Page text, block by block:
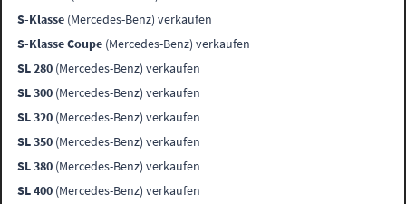
S-Klasse (Mercedes-Benz) verkaufen
S-Klasse Coupe (Mercedes-Benz) verkaufen
SL 280 (Mercedes-Benz) verkaufen
SL 300 (Mercedes-Benz) verkaufen
SL 320 (Mercedes-Benz) verkaufen
SL 350 (Mercedes-Benz) verkaufen
SL 380 (Mercedes-Benz) verkaufen
SL 400 (Mercedes-Benz) verkaufen